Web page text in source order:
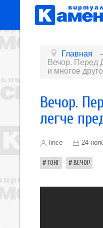
Главная
Вечор. Перед
и многое
Вечор.
легче
lince 24
ГОНГ ВЕЧОР